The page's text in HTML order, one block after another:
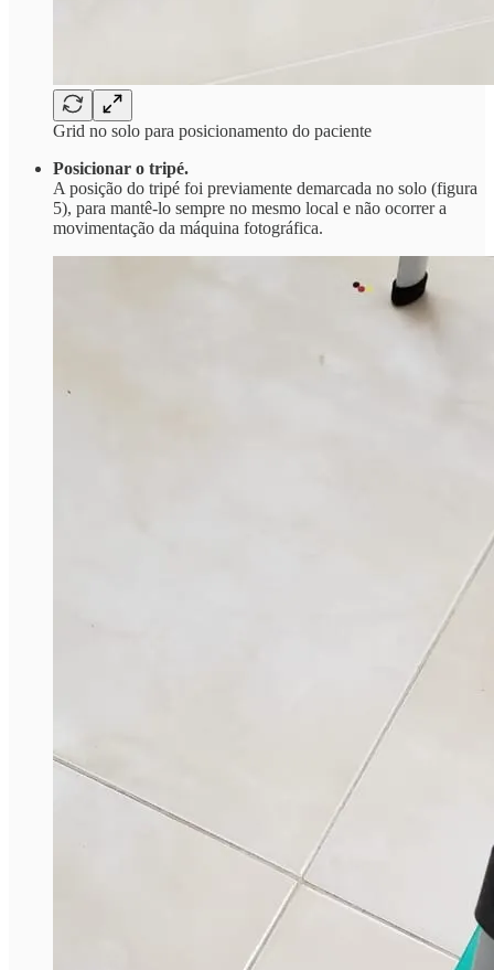
Grid no solo para posicionamento do paciente
Posicionar o tripé.
A posição do tripé foi previamente demarcada no solo (figura
5), para mantê-lo sempre no mesmo local e não ocorrer a
movimentação da máquina fotográfica.